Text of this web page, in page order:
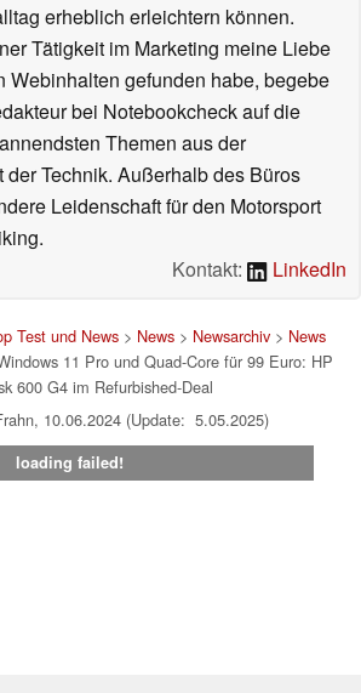
erheblich erleichtern können.
Tätigkeit im Marketing meine Liebe
Webinhalten gefunden habe, begebe
bei Notebookcheck auf die
Themen aus der
Technik. Außerhalb des Büros
Leidenschaft für den Motorsport
Kontakt:
LinkedIn
Test und News> News> Newsarchiv> News
11 Pro und Quad-Core für 99 Euro: HP
600 G4 im Refurbished-Deal
10.06.2024 (Update: 5.05.2025)
loading failed!